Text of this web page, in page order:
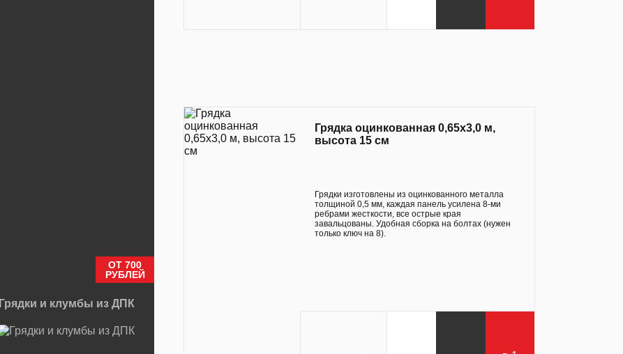
ОТ 700
РУБЛЕЙ
Грядки и клумбы из ДПК
Грядка оцинкованная 0,65х3,0 м,
высота 15 см
Грядки изготовлены из оцинкованного металла
толщиной 0,5 мм, каждая панель усилена 8-ми
ребрами жесткости, все острые края
завальцованы. Удобная сборка на болтах (нужен
только ключ на 8).